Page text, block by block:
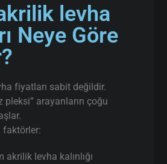
levha
Neye Göre
fiyatları sabit değildir.
pleksi” arayanların çoğu
faktörler:
akrilik levha kalınlığı